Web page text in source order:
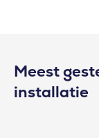
Meest
installatie